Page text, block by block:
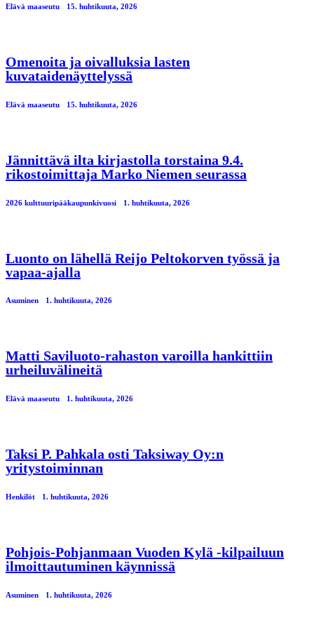
Elävä maaseutu 15. huhtikuuta, 2026
Omenoita ja oivalluksia lasten
kuvataidenäyttelyssä
Elävä maaseutu 15. huhtikuuta, 2026
Jännittävä ilta kirjastolla torstaina 9.4.
rikostoimittaja Marko Niemen seurassa
2026 kulttuuripääkaupunkivuosi 1. huhtikuuta, 2026
Luonto on lähellä Reijo Peltokorven työssä ja
vapaa-ajalla
Asuminen 1. huhtikuuta, 2026
Matti Saviluoto-rahaston varoilla hankittiin
urheiluvälineitä
Elävä maaseutu 1. huhtikuuta, 2026
Taksi P. Pahkala osti Taksiway Oy:n
yritystoiminnan
Henkilöt 1. huhtikuuta, 2026
Pohjois-Pohjanmaan Vuoden Kylä -kilpailuun
ilmoittautuminen käynnissä
Asuminen 1. huhtikuuta, 2026